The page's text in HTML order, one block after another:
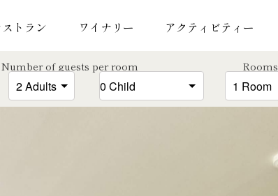
トラン ワイナリー アクティビティー
Number of guests per room Rooms